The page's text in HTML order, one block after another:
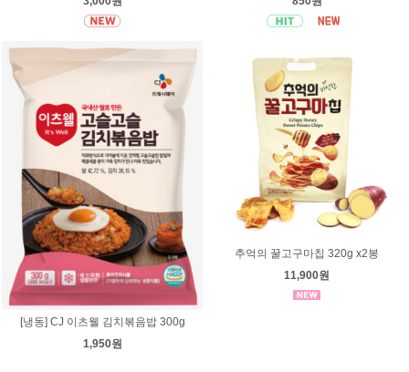
[냉동] CJ 이츠웰 김치볶음밥 300g
1,950원
추억의 꿀고구마칩 320g x2봉
11,900원